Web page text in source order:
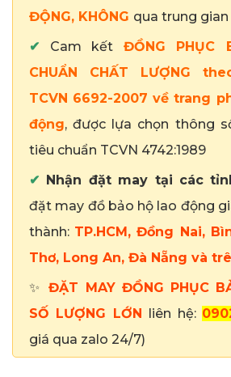
ĐỘNG, KHÔNG qua trung gian
✔ Cam kết ĐỒNG PHỤC
CHUẨN CHẤT LƯỢNG
TCVN 6692-2007 về trang
động, được lựa chọn thông
tiêu chuẩn TCVN 4742:1989
✔
Nhận đặt may tại các
đặt may đồ bảo hộ lao động
thành: TP.HCM, Đồng Nai,
Thơ, Long An, Đà Nẵng và
✨
ĐẶT MAY ĐỒNG PHỤC
SỐ LƯỢNG LỚN
liên hệ:
giá qua zalo 24/7)